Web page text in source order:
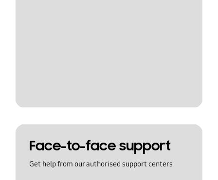
Face-to-face support
Get help from our authorised support centers